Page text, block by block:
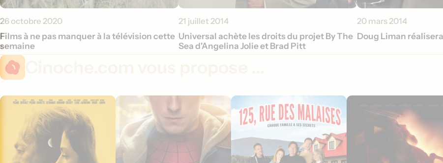
26 octobre 2020
Films à ne pas manquer à la télévision cette
semaine
21 juillet 2014
Universal achète les droits du projet By The
Sea d'Angelina Jolie et Brad Pitt
20 mars 2014
Doug Liman